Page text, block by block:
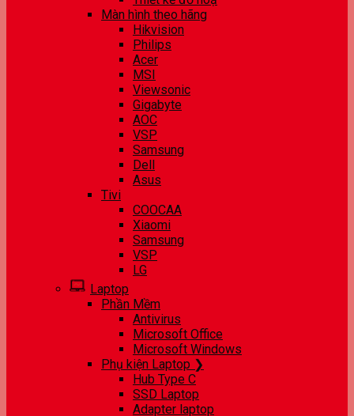
Màn hình theo hãng
Hikvision
Philips
Acer
MSI
Viewsonic
Gigabyte
AOC
VSP
Samsung
Dell
Asus
Tivi
COOCAA
Xiaomi
Samsung
VSP
LG
Laptop
Phần Mềm
Antivirus
Microsoft Office
Microsoft Windows
Phụ kiện Laptop ❯
Hub Type C
SSD Laptop
Adapter laptop